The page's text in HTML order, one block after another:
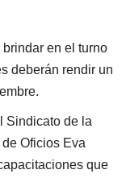
en el turno
deberán rendir un
Sindicato de la
Oficios Eva
que